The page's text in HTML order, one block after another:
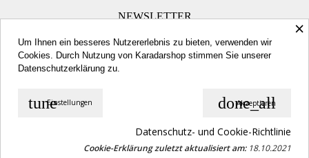
NEWSLETTER
×
Um Ihnen ein besseres Nutzererlebnis zu bieten, verwenden wir
Cookies. Durch Nutzung von Karadarshop stimmen Sie unserer
Datenschutzerklärung zu.
done_all
Akzeptieren
tuneEinstellungen
Datenschutz- und Cookie-Richtlinie
Cookie-Erklärung zuletzt aktualisiert am:18.10.2021